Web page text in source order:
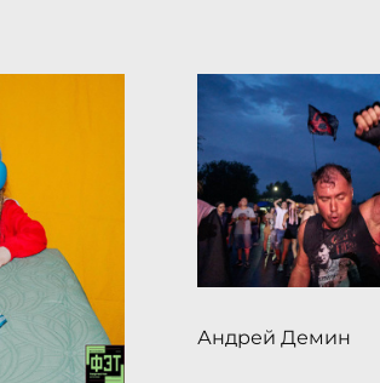
Андрей Демин